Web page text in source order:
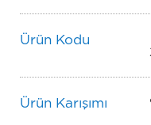
Ürün Kodu
Ürün Karışımı